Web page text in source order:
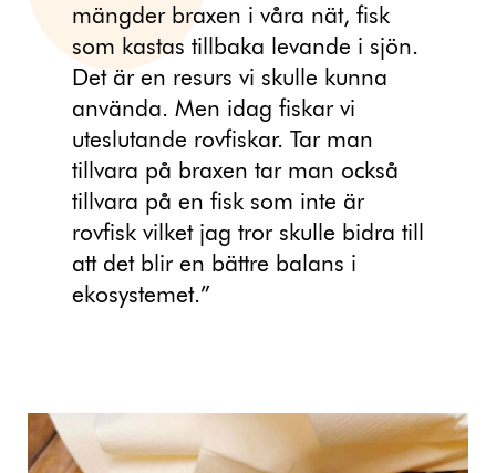
mängder braxen i våra nät, fisk
som kastas tillbaka levande i sjön.
Det är en resurs vi skulle kunna
använda. Men idag fiskar vi
uteslutande rovfiskar. Tar man
tillvara på braxen tar man också
tillvara på en fisk som inte är
rovfisk vilket jag tror skulle bidra till
att det blir en bättre balans i
ekosystemet.”